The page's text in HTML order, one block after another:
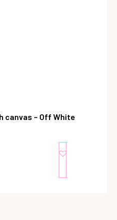
canvas – Off White